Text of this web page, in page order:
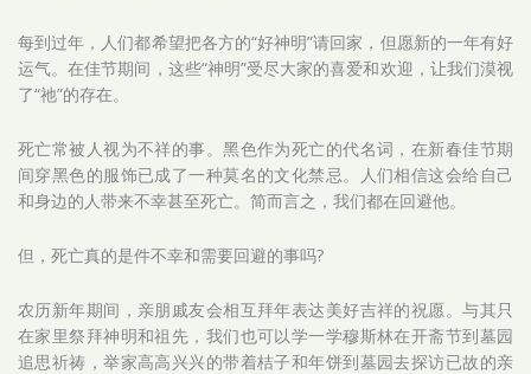
每到过年，人们都希望把各方的“好神明”请回家，但愿新的一年有好
运气。在佳节期间，这些“神明”受尽大家的喜爱和欢迎，让我们漠视
了“祂”的存在。
死亡常被人视为不祥的事。黑色作为死亡的代名词，在新春佳节期
间穿黑色的服饰已成了一种莫名的文化禁忌。人们相信这会给自己
和身边的人带来不幸甚至死亡。简而言之，我们都在回避他。
但，死亡真的是件不幸和需要回避的事吗?
农历新年期间，亲朋戚友会相互拜年表达美好吉祥的祝愿。与其只
在家里祭拜神明和祖先，我们也可以学一学穆斯林在开斋节到墓园
追思祈祷，举家高高兴兴的带着桔子和年饼到墓园去探访已故的亲